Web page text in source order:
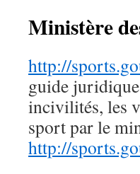
Ministère
http://
guide
incivilités, les
sport par le
http://